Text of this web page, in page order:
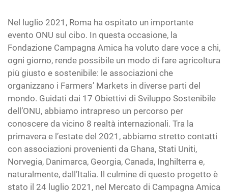
Nel luglio 2021, Roma ha ospitato un importante
evento ONU sul cibo. In questa occasione, la
Fondazione Campagna Amica ha voluto dare voce a chi,
ogni giorno, rende possibile un modo di fare agricoltura
più giusto e sostenibile: le associazioni che
organizzano i Farmers’ Markets in diverse parti del
mondo. Guidati dai 17 Obiettivi di Sviluppo Sostenibile
dell’ONU, abbiamo intrapreso un percorso per
conoscere da vicino 8 realtà internazionali. Tra la
primavera e l’estate del 2021, abbiamo stretto contatti
con associazioni provenienti da Ghana, Stati Uniti,
Norvegia, Danimarca, Georgia, Canada, Inghilterra e,
naturalmente, dall’Italia. Il culmine di questo progetto è
stato il 24 luglio 2021, nel Mercato di Campagna Amica